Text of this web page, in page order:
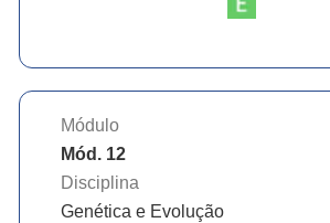
Módulo
Mód. 12
Disciplina
Genética e Evolução